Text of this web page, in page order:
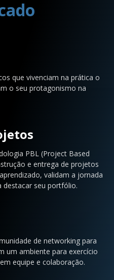
que vivenciam na prática o
o seu protagonismo na
PBL (Project Based
e entrega de projetos
validam a jornada
destacar seu portfólio.
de networking para
um ambiente para exercício
equipe e colaboração.